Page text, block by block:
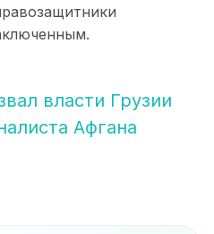
власти Грузии
Афгана